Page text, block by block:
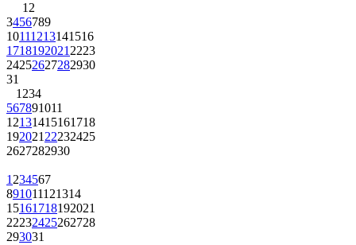
1 2
3456789
10111213141516
1718192021 2223
24252627282930
31
1 234
567891011
12131415161718
192021 22232425
2627282930
1 234567
891011121314
15161718192021
22232425262728
293031